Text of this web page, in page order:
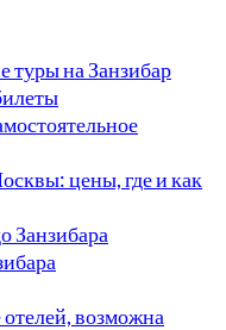
туры на Занзибар
цены, где и как
Занзибара
возможна